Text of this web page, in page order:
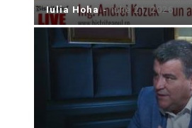
Iulia Hoha - iulie 21, 2026